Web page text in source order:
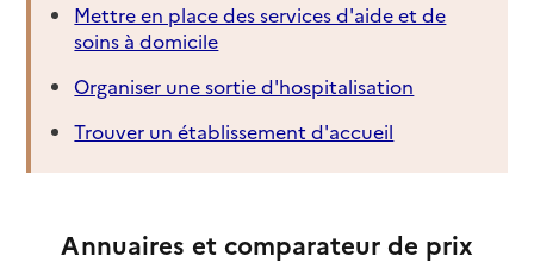
Mettre en place des services d'aide et de
soins à domicile
Organiser une sortie d'hospitalisation
Trouver un établissement d'accueil
Annuaires et comparateur de prix